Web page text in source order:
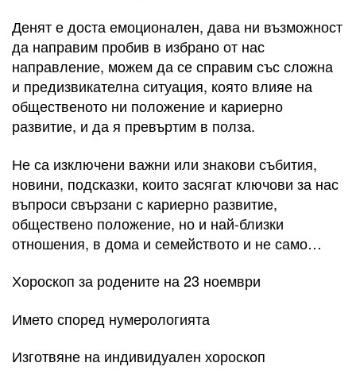
Денят е доста емоционален, дава ни възможност
да направим пробив в избрано от нас
направление, можем да се справим със сложна
и предизвикателна ситуация, която влияе на
общественото ни положение и кариерно
развитие, и да я превъртим в полза.
Не са изключени важни или знакови събития,
новини, подсказки, които засягат ключови за нас
въпроси свързани с кариерно развитие,
обществено положение, но и най-близки
отношения, в дома и семейството и не само…
Хороскоп за родените на 23 ноември
Името според нумерологията
Изготвяне на индивидуален хороскоп